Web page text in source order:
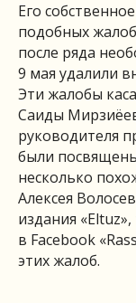
Его
подобных
после ряда
9 мая удалили
Эти жалобы
Саиды
руководителя
были
несколько
Алексея
издания
в Facebook
этих жалоб.